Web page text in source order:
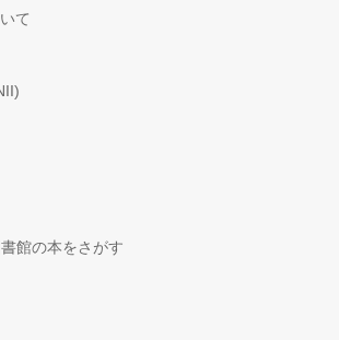
て
館の本をさがす